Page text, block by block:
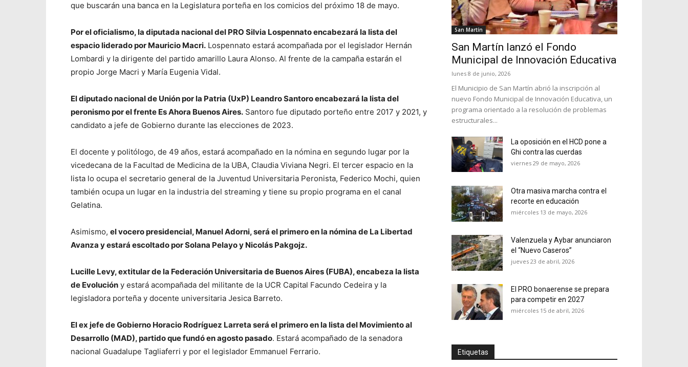
que buscarán una banca en la Legislatura porteña en los comicios del próximo 18 de mayo.
Por el oficialismo, la diputada nacional del PRO Silvia Lospennato encabezará la lista del
espacio liderado por Mauricio Macri. Lospennato estará acompañada por el legislador Hernán
Lombardi y la dirigente del partido amarillo Laura Alonso. Al frente de la campaña estarán el
propio Jorge Macri y María Eugenia Vidal.
El diputado nacional de Unión por la Patria (UxP) Leandro Santoro encabezará la lista del
peronismo por el frente Es Ahora Buenos Aires. Santoro fue diputado porteño entre 2017 y 2021, y
candidato a jefe de Gobierno durante las elecciones de 2023.
El docente y politólogo, de 49 años, estará acompañado en la nómina en segundo lugar por la
vicedecana de la Facultad de Medicina de la UBA, Claudia Viviana Negri. El tercer espacio en la
lista lo ocupa el secretario general de la Juventud Universitaria Peronista, Federico Mochi, quien
también ocupa un lugar en la industria del streaming y tiene su propio programa en el canal
Gelatina.
Asimismo, el vocero presidencial, Manuel Adorni, será el primero en la nómina de La Libertad
Avanza y estará escoltado por Solana Pelayo y Nicolás Pakgojz.
Lucille Levy, extitular de la Federación Universitaria de Buenos Aires (FUBA), encabeza la lista
de Evolución y estará acompañada del militante de la UCR Capital Facundo Cedeira y la
legisladora porteña y docente universitaria Jesica Barreto.
El ex jefe de Gobierno Horacio Rodríguez Larreta será el primero en la lista del Movimiento al
Desarrollo (MAD), partido que fundó en agosto pasado. Estará acompañado de la senadora
nacional Guadalupe Tagliaferri y por el legislador Emmanuel Ferrario.
San Martín
San Martín lanzó el Fondo
Municipal de Innovación Educativa
lunes 8 de junio, 2026
El Municipio de San Martín abrió la inscripción al
nuevo Fondo Municipal de Innovación Educativa, un
programa orientado a la resolución de problemas
estructurales...
La oposición en el HCD pone a
Ghi contra las cuerdas
viernes 29 de mayo, 2026
Otra masiva marcha contra el
recorte en educación
miércoles 13 de mayo, 2026
Valenzuela y Aybar anunciaron
el “Nuevo Caseros”
jueves 23 de abril, 2026
El PRO bonaerense se prepara
para competir en 2027
miércoles 15 de abril, 2026
Etiquetas